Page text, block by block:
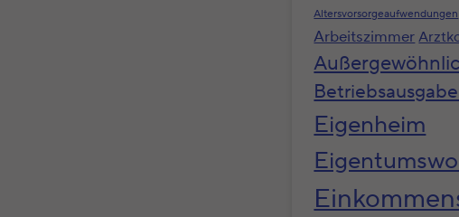
Altersvorsorgeaufwendungen
Arbeitszimmer
Eigenheim